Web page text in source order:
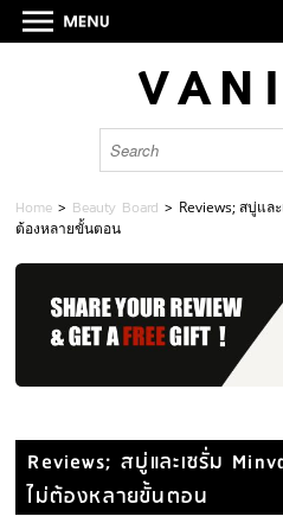
Home > Beauty Board > Reviews; สบู่แล
ต้องหลายขั้นตอน
Reviews; สบู่และเซรั่ม
ไม่ต้องหลายขั้นตอน